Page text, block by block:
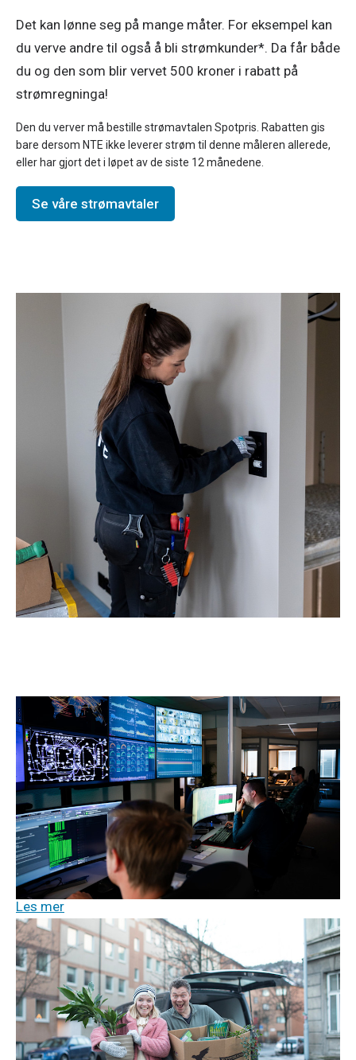
Det kan lønne seg på mange måter. For eksempel kan
du verve andre til også å bli strømkunder*. Da får både
du og den som blir vervet 500 kroner i rabatt på
strømregninga!
Den du verver må bestille strømavtalen Spotpris. Rabatten gis
bare dersom NTE ikke leverer strøm til denne måleren allerede,
eller har gjort det i løpet av de siste 12 månedene.
Se våre strømavtaler
Produkter og tjenester Bedrift 18. juni 2026
Hvordan sikrer vi våre mest kritiske
digitale verdier?
Når vi snakker om samfunnssikkerhet, tenker de fleste
på strømforsyning, transport, helsevesen og
beredskap. Men en stadig større del av samfunnets
verdier er ikke fysiske, de er digitale.
Les mer
Strøm Tv og internett 22. okt. 2025
På flyttefot? Slik gjør du det med strøm
og internett
Enten du vil ta med deg abonnementene dine eller du
vil tegne nye – her er alt du trenger å vite når du bytter